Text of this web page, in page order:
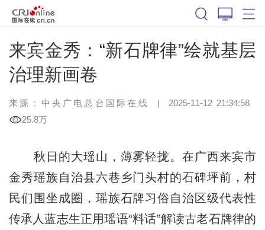
来宾金秀：“新石牌律”绘就基层
治理新画卷
来源：中央广电总台国际在线 | 2025-11-12 21:34:58
25.8万
秋日的大瑶山，薄雾轻拢。在广西来宾市
金秀瑶族自治县六巷乡门头村的石碑坪前，村
民们围坐成圈，瑶族石牌习俗自治区级代表性
传承人蓝志生正用瑶语“料话”解读古老石牌律的